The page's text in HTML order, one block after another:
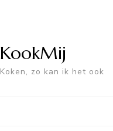
KookMij
Koken, zo kan ik het ook